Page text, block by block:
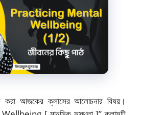
করা আজকের ক্লাসের আলোচনার বিষয়।